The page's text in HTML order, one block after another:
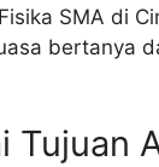
SMA di
bertanya
Tujuan